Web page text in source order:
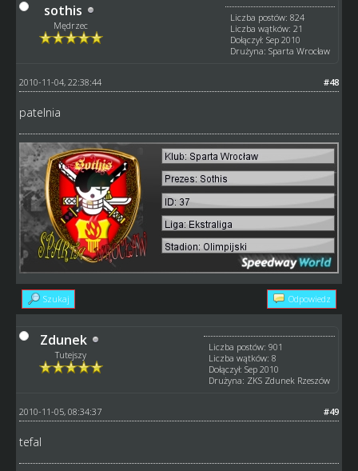
sothis
Mędrzec
Liczba postów: 824
Liczba wątków: 21
Dołączył: Sep 2010
Drużyna: Sparta Wrocław
#48
2010-11-04, 22:38:44
patelnia
Szukaj Odpowiedz
Zdunek
Tutejszy
Liczba postów: 901
Liczba wątków: 8
Dołączył: Sep 2010
Drużyna: ZKS Zdunek Rzeszów
#49
2010-11-05, 08:34:37
tefal